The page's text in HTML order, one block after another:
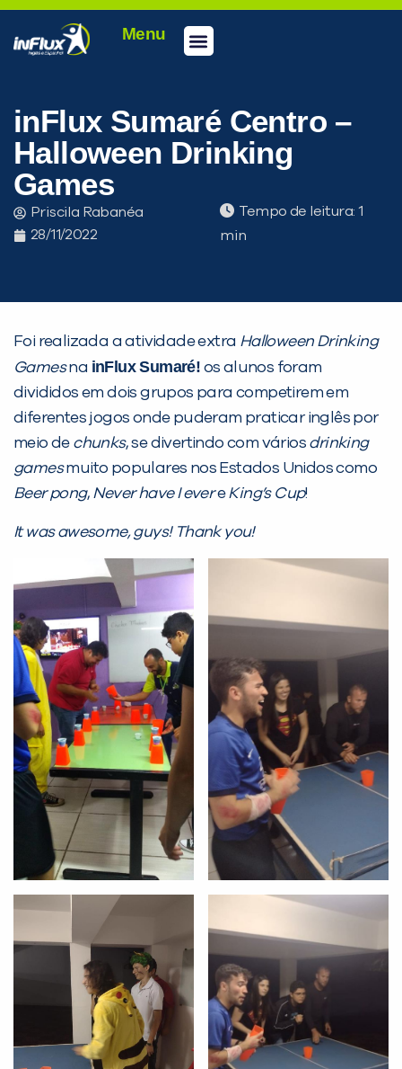
Menu
inFlux Sumaré Centro –
Halloween Drinking
Games
Priscila Rabanéa
28/11/2022
Tempo de leitura:
Foi realizada a atividade extra Halloween Drinking
Gamesna inFlux Sumaré! os alunos foram
divididos em dois grupos para competirem em
diferentes jogos onde puderam praticar inglês por
meio de chunks, se divertindo com vários drinking
gamesmuito populares nos Estados Unidos como
Beer pong, Never have I evereKing’s Cup!
It was awesome, guys! Thank you!
PEÇA UMA DEMONSTRAÇÃO DE MÉTODO
Desculpe!
Não encontramos nenhuma unidade
você digitou.
Preencha com seus dados abaixo e
já vamos te colocar em contato
com a
Você é aluno inFlux?